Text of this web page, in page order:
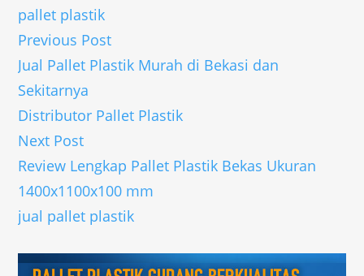
pallet plastik
Previous Post
Jual Pallet Plastik Murah di Bekasi dan
Sekitarnya
Distributor Pallet Plastik
Next Post
Review Lengkap Pallet Plastik Bekas Ukuran
1400x1100x100 mm
jual pallet plastik